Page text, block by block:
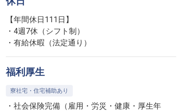
【年間休日111日】
・4週7休（シフト制）
・有給休暇（法定通り）
福利厚生
寮社宅・住宅補助あり
・社会保険完備（雇用・労災・健康・厚生年